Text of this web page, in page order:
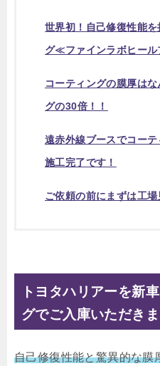
世界初！自己修復性能
グ≪ファインラボヒー
コーティングの膜厚は
グの30倍！！
遠赤外線ブースでコーテ
施工完了です！
ご依頼の前にまずは工場
トヨタハリアーを新
グでご入庫いただき
自己修復性能と驚異的な膜